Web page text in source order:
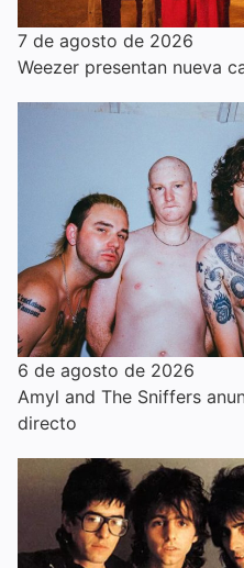
7 de agosto de 2026
Weezer presentan nueva
6 de agosto de 2026
Amyl and The Sniffers
directo